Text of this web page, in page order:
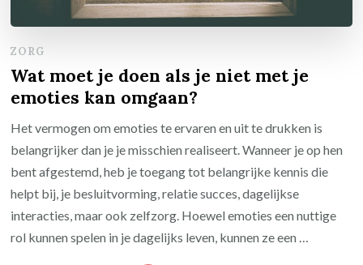
ZORG
Wat moet je doen als je niet met je
emoties kan omgaan?
Het vermogen om emoties te ervaren en uit te drukken is
belangrijker dan je je misschien realiseert. Wanneer je op hen
bent afgestemd, heb je toegang tot belangrijke kennis die
helpt bij, je besluitvorming, relatie succes, dagelijkse
interacties, maar ook zelfzorg. Hoewel emoties een nuttige
rol kunnen spelen in je dagelijks leven, kunnen ze een …